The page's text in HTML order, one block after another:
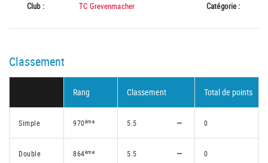
Club :
TC Grevenmacher Catégorie :
Classement
Rang Classement Total de points
Simple 970ème 5.5 0
Double 864ème 5.5 0